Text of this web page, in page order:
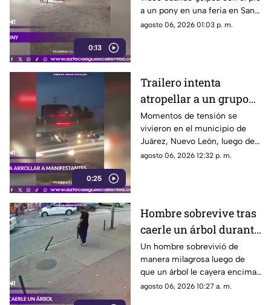
0:13
feria
a un pony en una feria en San
Luis Potosí; el hecho ha
agosto 06, 2026 01:03 p. m.
0:25
Trailero intenta
atropellar a un grupo
de personas y choca
varios vehículos
Momentos de tensión se
vivieron en el municipio de
Juárez, Nuevo León, luego de
que un trailero presuntamente
agosto 06, 2026 12:32 p. m.
Hombre sobrevive tras
caerle un árbol durante
tormenta
Un hombre sobrevivió de
manera milagrosa luego de
que un árbol le cayera encima
durante una fuerte tormenta
agosto 06, 2026 10:27 a. m.